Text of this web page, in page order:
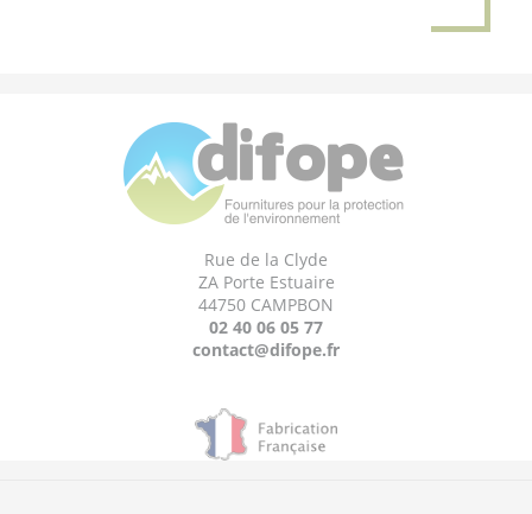
Rue de la Clyde
ZA Porte Estuaire
44750 CAMPBON
02 40 06 05 77
contact@difope.fr